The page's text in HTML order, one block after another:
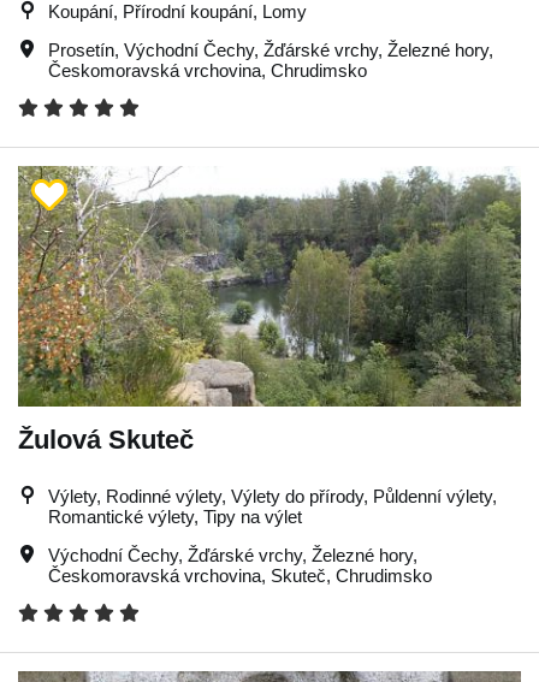
Koupání, Přírodní koupání, Lomy
Prosetín, Východní Čechy, Žďárské vrchy, Železné hory,
Českomoravská vrchovina, Chrudimsko
Žulová Skuteč
Výlety, Rodinné výlety, Výlety do přírody, Půldenní výlety,
Romantické výlety, Tipy na výlet
Východní Čechy, Žďárské vrchy, Železné hory,
Českomoravská vrchovina, Skuteč, Chrudimsko